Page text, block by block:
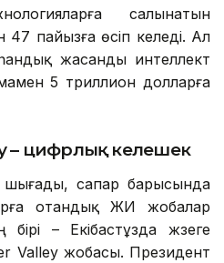
салынатын
пайызға өсіп келеді. Ал
жасанды интеллект
5 триллион долларға
– цифрлық келешек
шығады, сапар барысында
отандық ЖИ жобалар
– Екібастұзда жүзеге
Valley жобасы. Президент